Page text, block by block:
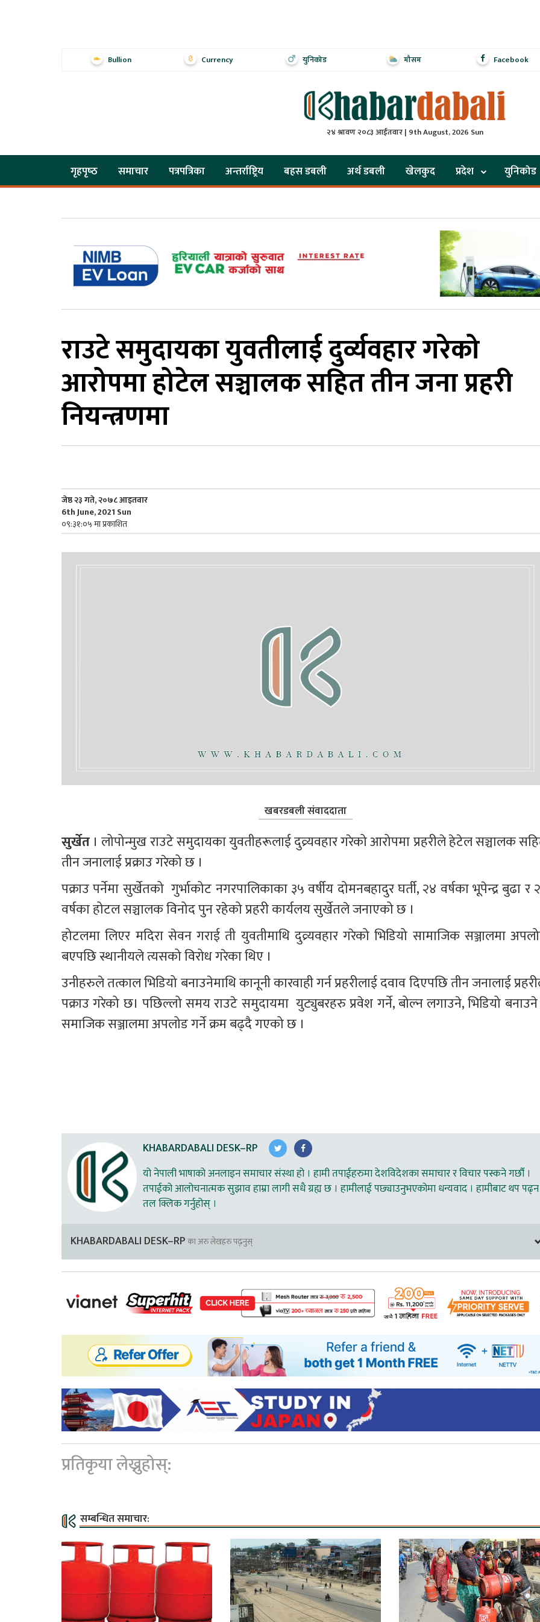
Bullion Currency युनिकोड मौसम Facebook
२४ श्रावण २०८३ आईतवार | 9th August, 2026 Sun
गृहपृष्‍ठ समाचार पत्रपत्रिका अन्तर्राष्ट्रिय बहस डबली अर्थ डबली खेलकुद प्रदेश युनिकोड
राउटे समुदायका युवतीलाई दुर्व्यवहार गरेको
आरोपमा होटेल सञ्चालक सहित तीन जना प्रहरी
नियन्त्रणमा
जेष्ठ २३ गते, २०७८ आइतवार
6th June, 2021 Sun
०९:३१:०५ मा प्रकाशित
खबरडबली संवाददाता
सुर्खेत । लोपोन्मुख राउटे समुदायका युवतीहरूलाई दुव्र्यवहार गरेको आरोपमा प्रहरीले हेटेल सञ्चालक
तीन जनालाई प्रक्राउ गरेको छ ।
पक्राउ पर्नेमा सुर्खेतको  गुर्भाकोट नगरपालिकाका ३५ वर्षीय दोमनबहादुर घर्ती, २४ वर्षका भूपेन्द्र बुढा र
वर्षका होटल सञ्चालक विनोद पुन रहेको प्रहरी कार्यलय सुर्खेतले जनाएको छ ।
होटलमा लिएर मदिरा सेवन गराई ती युवतीमाथि दुव्र्यवहार गरेको भिडियो सामाजिक सञ्जालमा
बएपछि स्थानीयले त्यसको विरोध गरेका थिए ।
उनीहरुले तत्काल भिडियो बनाउनेमाथि कानूनी कारवाही गर्न प्रहरीलाई दवाव दिएपछि तीन जनालाई
पक्राउ गरेको छ। पछिल्लो समय राउटे समुदायमा  युट्युबरहरु प्रवेश गर्ने, बोल्न लगाउने, भिडियो
समाजिक सञ्जालमा अपलोड गर्ने क्रम बढ्दै गएको छ ।
KHABARDABALI DESK–RP
यो नेपाली भाषाको अनलाइन समाचार संस्था हो । हामी तपाईहरुमा देशविदेशका समाचार र विचार पस्कने गर्छौ ।
तपाईको आलोचनात्मक सुझाव हाम्रा लागी सधै ग्रह्य छ । हामीलाई पछ्याउनुभएकोमा धन्यवाद । हामीबाट थप पढ्न
तल क्लिक गर्नुहोस् ।
KHABARDABALI DESK–RPका अरु लेखहरु पढ्नुस्
प्रतिकृया लेख्नुहोस्:
सम्बन्धित समाचार: